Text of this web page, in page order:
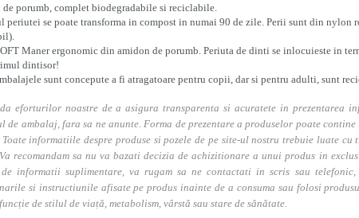
de porumb, complet biodegradabile si reciclabile.
periutei se poate transforma in compost in numai 90 de zile. Perii sunt din
Maner ergonomic din amidon de porumb. Periuta de dinti se inlocuieste in
dintisor!
sunt concepute a fi atragatoare pentru copii, dar si pentru adulti, sunt
eforturilor noastre de a asigura transparenta si acuratete in prezentarea
de ambalaj, fara sa ne anunte. Forma de prezentare a produselor poate
Toate informatiile despre produse si pozele de pe site-ul nostru trebuie luate
recomandam sa nu va bazati decizia de achizitionare a unui produs in
de informatii suplimentare, va rugam sa ne contactati in scris sau
si instructiunile afisate pe produs inainte de a consuma sau folosi
de stilul de viață, metabolism, vârstă sau stare de sănătate.